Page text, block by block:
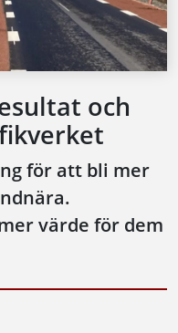
och
för att bli mer
värde för dem